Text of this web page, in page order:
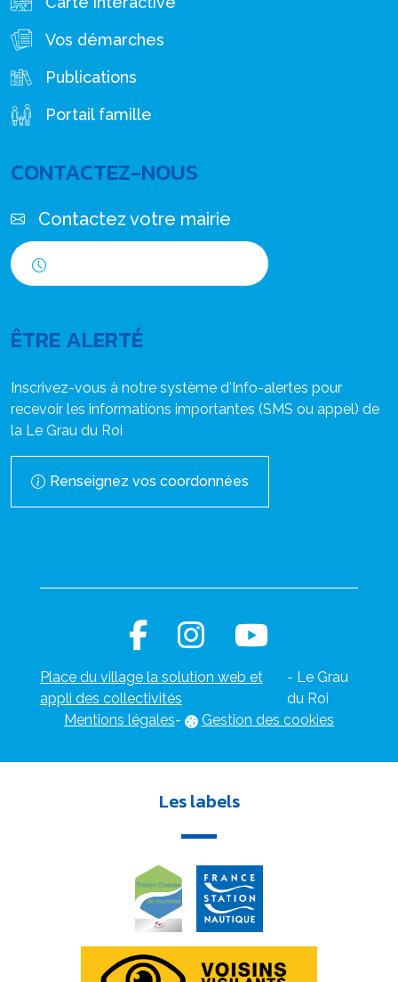
Vos démarches
Publications
Portail famille
CONTACTEZ-NOUS
Contactez votre mairie
ÊTRE ALERTÉ
Inscrivez-vous à notre système d'Info-alertes pour
recevoir les informations importantes (SMS ou appel) de
la Le Grau du Roi
Renseignez vos coordonnées
Place du village la solution web et
appli des collectivités
- Le Grau
du Roi
Mentions légales- Gestion des cookies
Les labels